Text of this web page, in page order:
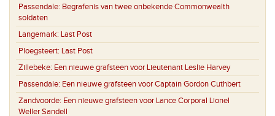
Passendale: Begrafenis van twee onbekende Commonwealth
soldaten
Langemark: Last Post
Ploegsteert: Last Post
Zillebeke: Een nieuwe grafsteen voor Lieutenant Leslie Harvey
Passendale: Een nieuwe grafsteen voor Captain Gordon Cuthbert
Zandvoorde: Een nieuwe grafsteen voor Lance Corporal Lionel
Weller Sandell